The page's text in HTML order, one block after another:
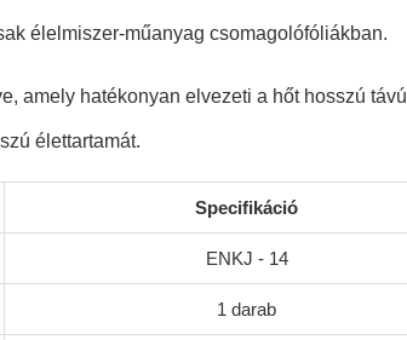
élelmiszer-műanyag csomagolófóliákban.
amely hatékonyan elvezeti a hőt hosszú távú
élettartamát.
Specifikáció
ENKJ - 14
1 darab